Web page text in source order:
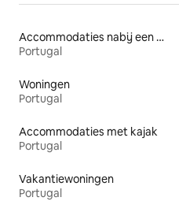
Accommodaties nabij een meer
Portugal
Woningen
Portugal
Accommodaties met kajak
Portugal
Vakantiewoningen
Portugal